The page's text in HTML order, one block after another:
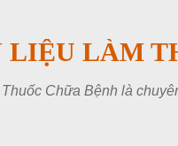
LIỆU LÀM
Chữa Bệnh là